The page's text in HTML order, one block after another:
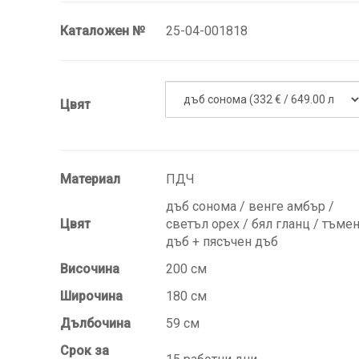
Каталожен № 25-04-001818
Цвят
Материал ПДЧ
Цвят
дъб сонома / венге амбър /
светъл орех / бял гланц / тъмен
дъб + пясъчен дъб
Височина
200 см
Широчина
180 см
Дълбочина
59 см
Срок за